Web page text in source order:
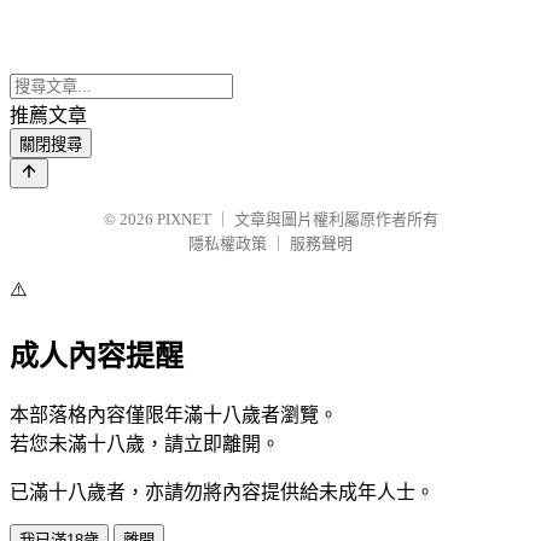
推薦文章
關閉搜尋
© 2026 PIXNET
文章與圖片權利屬原作者所有
隱私權政策
服務聲明
⚠️
成人內容提醒
本部落格內容僅限年滿十八歲者瀏覽。
若您未滿十八歲，請立即離開。
已滿十八歲者，亦請勿將內容提供給未成年人士。